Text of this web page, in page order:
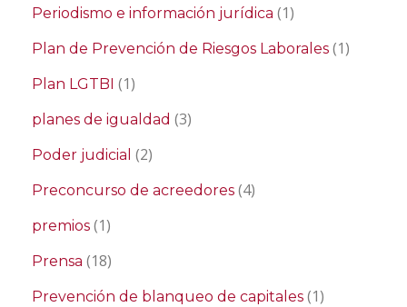
Periodismo e información jurídica (1)
Plan de Prevención de Riesgos Laborales (1)
Plan LGTBI (1)
planes de igualdad (3)
Poder judicial (2)
Preconcurso de acreedores (4)
premios (1)
Prensa (18)
Prevención de blanqueo de capitales (1)